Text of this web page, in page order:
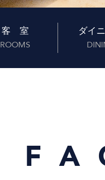
客 室
ROOMS
ダイ